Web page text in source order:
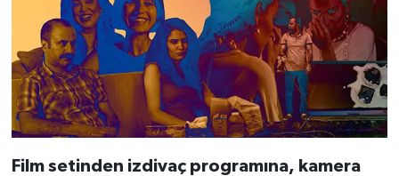
Film setinden izdivaç programına, kamera